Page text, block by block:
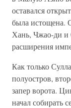
оставался
была истощена.
Хань, Чжао-ди и
расширения
Как только
полуостров,
запер ворота.
начал собирать